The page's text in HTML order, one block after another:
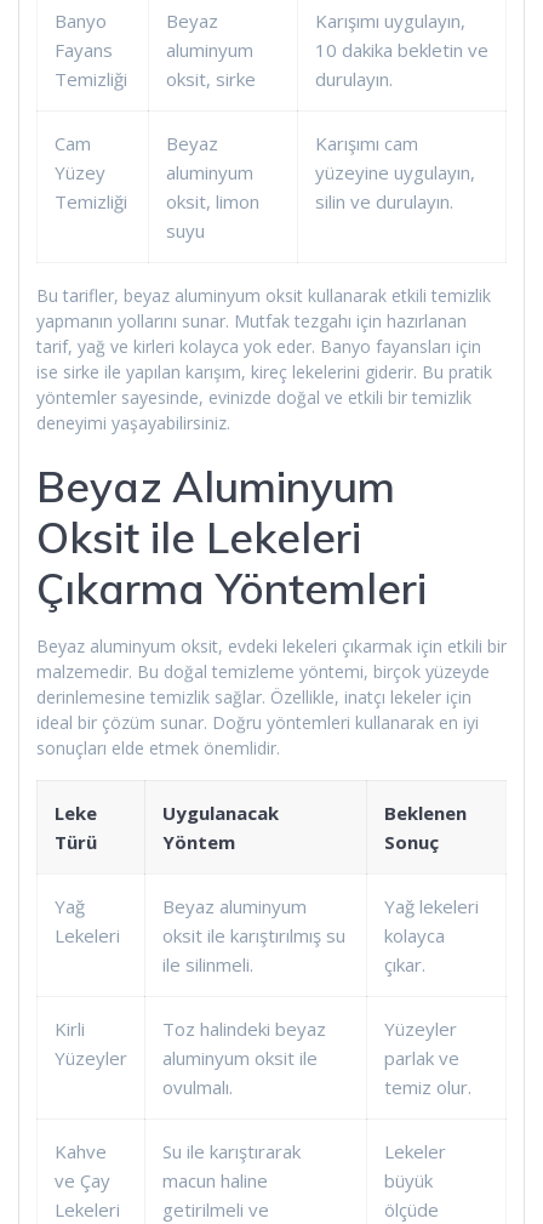
Banyo
Fayans
Temizliği
Beyaz
aluminyum
oksit, sirke
Karışımı uygulayın,
10 dakika bekletin ve
durulayın.
Cam
Yüzey
Temizliği
Beyaz
aluminyum
oksit, limon
suyu
Karışımı cam
yüzeyine uygulayın,
silin ve durulayın.
Bu tarifler, beyaz aluminyum oksit kullanarak etkili temizlik
yapmanın yollarını sunar. Mutfak tezgahı için hazırlanan
tarif, yağ ve kirleri kolayca yok eder. Banyo fayansları için
ise sirke ile yapılan karışım, kireç lekelerini giderir. Bu pratik
yöntemler sayesinde, evinizde doğal ve etkili bir temizlik
deneyimi yaşayabilirsiniz.
Beyaz Aluminyum
Oksit ile Lekeleri
Çıkarma Yöntemleri
Beyaz aluminyum oksit, evdeki lekeleri çıkarmak için etkili bir
malzemedir. Bu doğal temizleme yöntemi, birçok yüzeyde
derinlemesine temizlik sağlar. Özellikle, inatçı lekeler için
ideal bir çözüm sunar. Doğru yöntemleri kullanarak en iyi
sonuçları elde etmek önemlidir.
Leke
Türü
Uygulanacak
Yöntem
Beklenen
Sonuç
Yağ
Lekeleri
Beyaz aluminyum
oksit ile karıştırılmış su
ile silinmeli.
Yağ lekeleri
kolayca
çıkar.
Kirli
Yüzeyler
Toz halindeki beyaz
aluminyum oksit ile
ovulmalı.
Yüzeyler
parlak ve
temiz olur.
Kahve
ve Çay
Lekeleri
Su ile karıştırarak
macun haline
getirilmeli ve
Lekeler
büyük
ölçüde